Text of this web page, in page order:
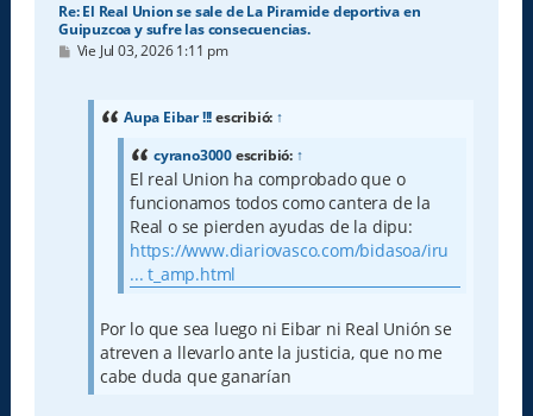
Re: El Real Union se sale de La Piramide deportiva en
Guipuzcoa y sufre las consecuencias.
M
Vie Jul 03, 2026 1:11 pm
Aupa Eibar !!!escribió: ↑
cyrano3000escribió: ↑
El real Union ha comprobado que o
funcionamos todos como cantera de la
Real o se pierden ayudas de la dipu:
https://www.diariovasco.com/bidasoa/iru
... t_amp.html
Por lo que sea luego ni Eibar ni Real Unión se
atreven a llevarlo ante la justicia, que no me
cabe duda que ganarían